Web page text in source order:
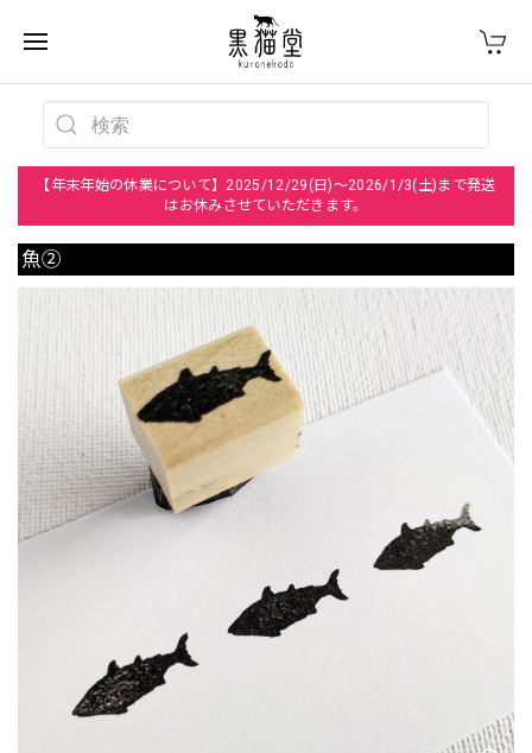
【年末年始の休業について】2025/12/29(日)～2026/1/3(土)まで発送
はお休みさせていただきます。
魚②